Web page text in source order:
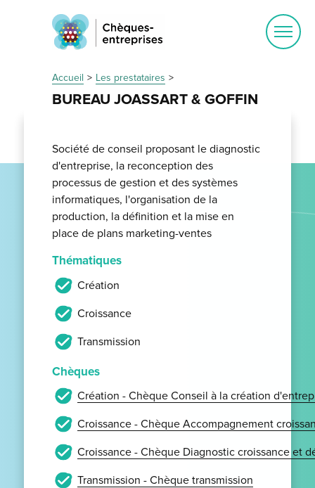
Accueil Les prestataires
BUREAU JOASSART & GOFFIN
Société de conseil proposant le diagnostic
d'entreprise, la reconception des
processus de gestion et des systèmes
informatiques, l'organisation de la
production, la définition et la mise en
place de plans marketing-ventes
Thématiques
Création
Croissance
Transmission
Chèques
Création - Chèque Conseil à la création
Croissance - Chèque Accompagnement
Croissance - Chèque Diagnostic croissance et
Transmission - Chèque transmission
Ouvrir
le